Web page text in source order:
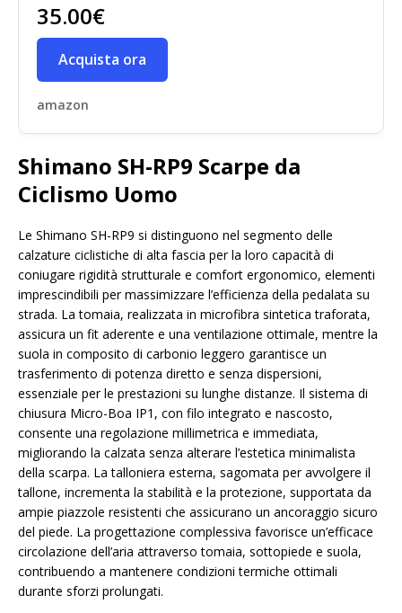
35.00€
Acquista ora
amazon
Shimano SH-RP9 Scarpe da
Ciclismo Uomo
Le Shimano SH-RP9 si distinguono nel segmento delle
calzature ciclistiche di alta fascia per la loro capacità di
coniugare rigidità strutturale e comfort ergonomico, elementi
imprescindibili per massimizzare l’efficienza della pedalata su
strada. La tomaia, realizzata in microfibra sintetica traforata,
assicura un fit aderente e una ventilazione ottimale, mentre la
suola in composito di carbonio leggero garantisce un
trasferimento di potenza diretto e senza dispersioni,
essenziale per le prestazioni su lunghe distanze. Il sistema di
chiusura Micro-Boa IP1, con filo integrato e nascosto,
consente una regolazione millimetrica e immediata,
migliorando la calzata senza alterare l’estetica minimalista
della scarpa. La talloniera esterna, sagomata per avvolgere il
tallone, incrementa la stabilità e la protezione, supportata da
ampie piazzole resistenti che assicurano un ancoraggio sicuro
del piede. La progettazione complessiva favorisce un’efficace
circolazione dell’aria attraverso tomaia, sottopiede e suola,
contribuendo a mantenere condizioni termiche ottimali
durante sforzi prolungati.